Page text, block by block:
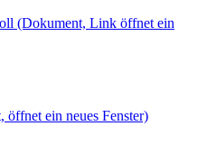
(Dokument, Link öffnet ein
öffnet ein neues Fenster)